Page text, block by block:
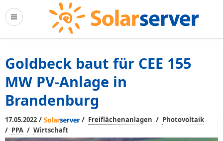
Goldbeck baut für CEE 155
MW PV-Anlage in
Brandenburg
17.05.2022 / / Freiflächenanlagen / Photovoltaik
/ PPA / Wirtschaft